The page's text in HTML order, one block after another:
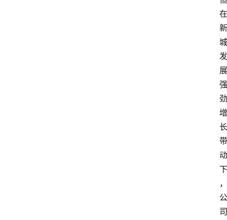
在
新
城
发
展
强
劲
增
长
带
动
下
，
公
司